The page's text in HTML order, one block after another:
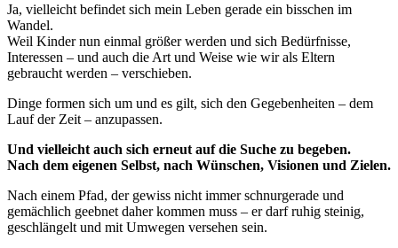
Ja, vielleicht befindet sich mein Leben gerade ein bisschen im
Wandel.
Weil Kinder nun einmal größer werden und sich Bedürfnisse,
Interessen – und auch die Art und Weise wie wir als Eltern
gebraucht werden – verschieben.
Dinge formen sich um und es gilt, sich den Gegebenheiten – dem
Lauf der Zeit – anzupassen.
Und vielleicht auch sich erneut auf die Suche zu begeben.
Nach dem eigenen Selbst, nach Wünschen, Visionen und Zielen.
Nach einem Pfad, der gewiss nicht immer schnurgerade und
gemächlich geebnet daher kommen muss – er darf ruhig steinig,
geschlängelt und mit Umwegen versehen sein.